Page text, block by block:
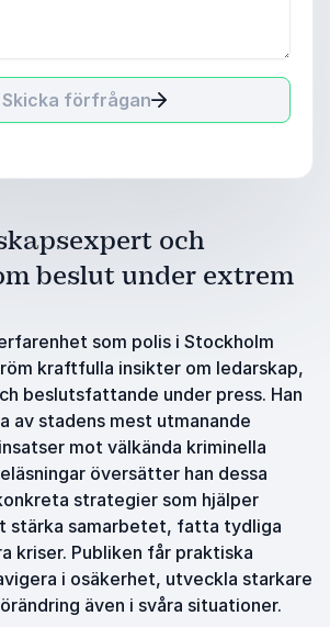
Skicka förfrågan
och
beslut under extrem
som polis i Stockholm
kraftfulla insikter om ledarskap,
beslutsfattande under press. Han
av stadens mest utmanande
mot välkända kriminella
översätter han dessa
strategier som hjälper
stärka samarbetet, fatta tydliga
kriser. Publiken får praktiska
i osäkerhet, utveckla starkare
även i svåra situationer.